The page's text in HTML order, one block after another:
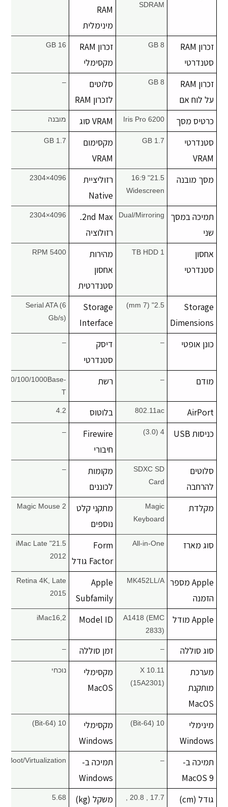
SDRAM
RAM
מינימלית
זכרון RAM
סטנדרטי
8 GB
זכרון RAM
מקסימלי
16 GB
זכרון RAM
על לוח אם
8 GB
סלוטים
לזכרון RAM
–
כרטיס מסך Iris Pro 6200 VRAM סוג מובנה
סטנדרטי
VRAM
1.7 GB
מקסימום
VRAM
1.7 GB
מסך מובנה
21.5" 16:9
Widescreen
רזוליציית
Native
4096×2304
תמיכה במסך
שני
Dual/Mirroring
2nd Max.
רזולוציה
4096×2304
אחסון
סטנדרטי
1 TB HDD
מהירות
אחסון
סטנדרטית
5400 RPM
Storage
Dimensions
2.5" (7 mm)
Storage
Interface
Serial ATA (6
Gb/s)
כונן אופטי –
דיסק
סטנדרטי
–
מודם – רשת
10/100/1000Base-
T
AirPort
802.11ac בלוטוס 4.2
כניסות USB 4 (3.0)
Firewire
חיבורי
–
סלוטים
להרחבה
SDXC SD
Card
מקומות
לכוננים
–
מקלדת
Magic
Keyboard
מתקני קלט
נוספים
Magic Mouse 2
סוג מארז All-in-One
Form
Factor גודל
21.5" iMac Late
2012
Apple מספר
הזמנה
MK452LL/A
Apple
Subfamily
Retina 4K, Late
2015
Apple מודל
A1418 (EMC
2833)
Model ID
iMac16,2
סוג סוללה – זמן סוללה –
מערכת
מותקנת
MacOS
X 10.11
(15A2301)
מקסימלי
MacOS
נוכחי
מינימלי
Windows
10 (64-Bit)
מקסימלי
Windows
10 (64-Bit)
תמיכה ב-
MacOS 9
–
תמיכה ב-
Windows
Boot/Virtualization
גודל (cm) משקל (kg) 5.68